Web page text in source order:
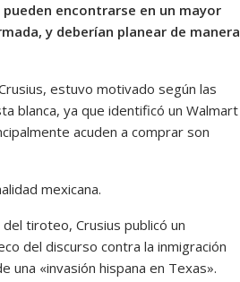
encontrarse en un mayor
y deberían planear de manera
estuvo motivado según las
blanca, ya que identificó un Walmart
acuden a comprar son
mexicana.
tiroteo, Crusius publicó un
del discurso contra la inmigración
«invasión hispana en Texas».